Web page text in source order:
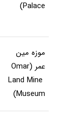
Palace)
موزه مین
عمر (Omar
Land Mine
Museum)